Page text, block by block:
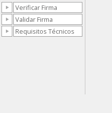
Verificar Firma
Validar Firma
Requisitos Técnicos